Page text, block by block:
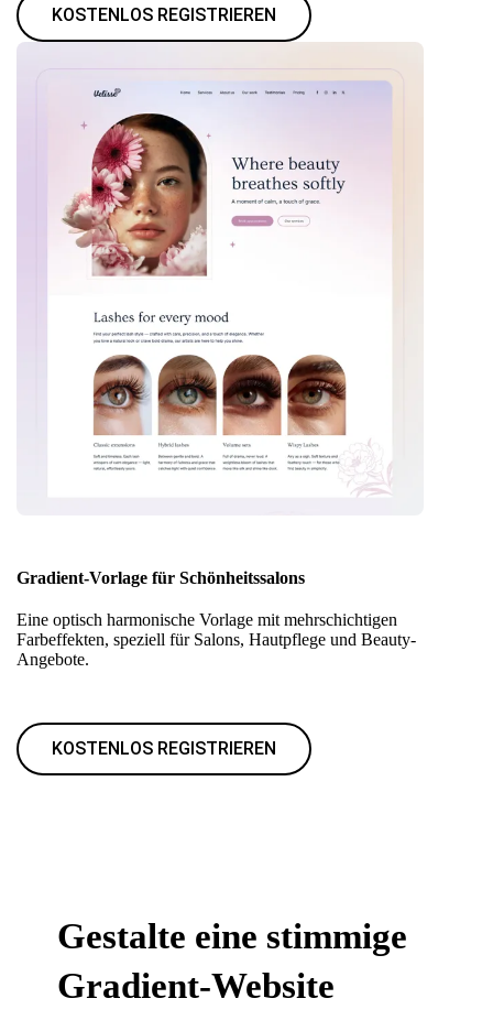
KOSTENLOS REGISTRIEREN
Gradient-Vorlage für Schönheitssalons
Eine optisch harmonische Vorlage mit mehrschichtigen
Farbeffekten, speziell für Salons, Hautpflege und Beauty-
Angebote.
KOSTENLOS REGISTRIEREN
Gestalte eine stimmige
Gradient-Website